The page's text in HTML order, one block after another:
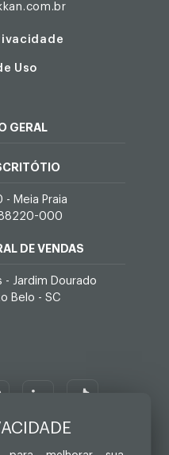
Uso
GERAL
- Meia Praia
88220-000
DE VENDAS
- Jardim Dourado
Belo - SC